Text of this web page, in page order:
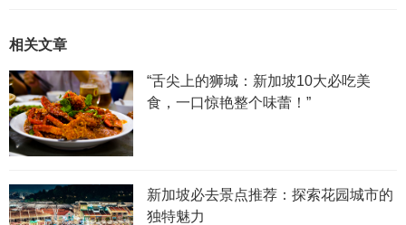
相关文章
“舌尖上的狮城：新加坡10大必吃美
食，一口惊艳整个味蕾！”
新加坡必去景点推荐：探索花园城市的
独特魅力